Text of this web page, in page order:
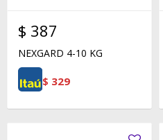
$ 387
NEXGARD 4-10 KG
$ 329